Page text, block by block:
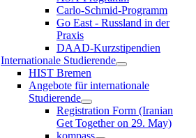
Carlo-Schmid-Programm
Go East - Russland in der
Praxis
DAAD-Kurzstipendien
Internationale Studierende
HIST Bremen
Angebote für internationale
Studierende
Registration Form (Iranian
Get Together on 29. May)
kompass